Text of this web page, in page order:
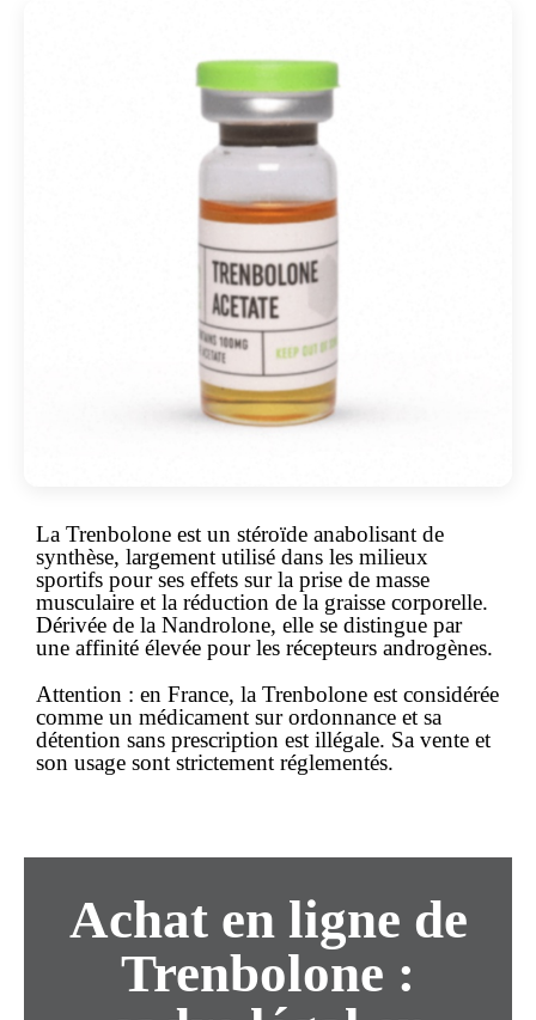
La Trenbolone est un stéroïde anabolisant de
synthèse, largement utilisé dans les milieux
sportifs pour ses effets sur la prise de masse
musculaire et la réduction de la graisse corporelle.
Dérivée de la Nandrolone, elle se distingue par
une affinité élevée pour les récepteurs androgènes.
Attention : en France, la Trenbolone est considérée
comme un médicament sur ordonnance et sa
détention sans prescription est illégale. Sa vente et
son usage sont strictement réglementés.
Achat en ligne de
Trenbolone :